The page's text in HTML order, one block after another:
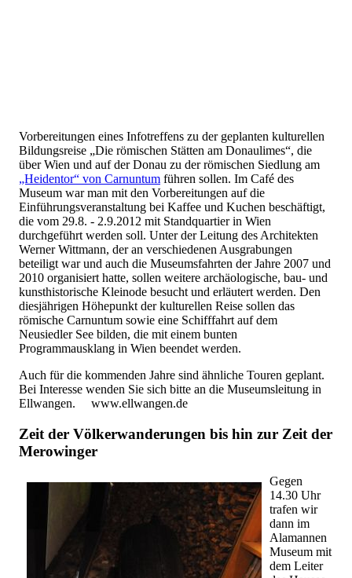
Vorbereitungen eines Infotreffens zu der geplanten kulturellen
Bildungsreise „Die römischen Stätten am Donaulimes“, die
über Wien und auf der Donau zu der römischen Siedlung am
„Heidentor“ von Carnuntum führen sollen. Im Café des
Museum war man mit den Vorbereitungen auf die
Einführungsveranstaltung bei Kaffee und Kuchen beschäftigt,
die vom 29.8. - 2.9.2012 mit Standquartier in Wien
durchgeführt werden soll. Unter der Leitung des Architekten
Werner Wittmann, der an verschiedenen Ausgrabungen
beteiligt war und auch die Museumsfahrten der Jahre 2007 und
2010 organisiert hatte, sollen weitere archäologische, bau- und
kunsthistorische Kleinode besucht und erläutert werden. Den
diesjährigen Höhepunkt der kulturellen Reise sollen das
römische Carnuntum sowie eine Schifffahrt auf dem
Neusiedler See bilden, die mit einem bunten
Programmausklang in Wien beendet werden.
Auch für die kommenden Jahre sind ähnliche Touren geplant.
Bei Interesse wenden Sie sich bitte an die Museumsleitung in
Ellwangen. www.ellwangen.de
Zeit der Völkerwanderungen bis hin zur Zeit der
Merowinger
Gegen
14.30 Uhr
trafen wir
dann im
Alamannen
Museum mit
dem Leiter